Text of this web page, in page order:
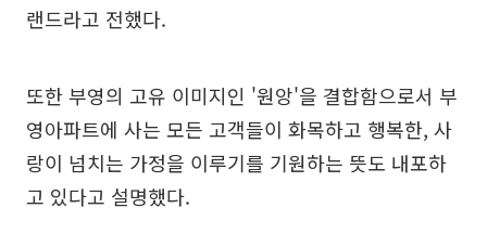
랜드라고 전했다.
또한 부영의 고유 이미지인 '원앙'을 결합함으로서 부
영아파트에 사는 모든 고객들이 화목하고 행복한, 사
랑이 넘치는 가정을 이루기를 기원하는 뜻도 내포하
고 있다고 설명했다.